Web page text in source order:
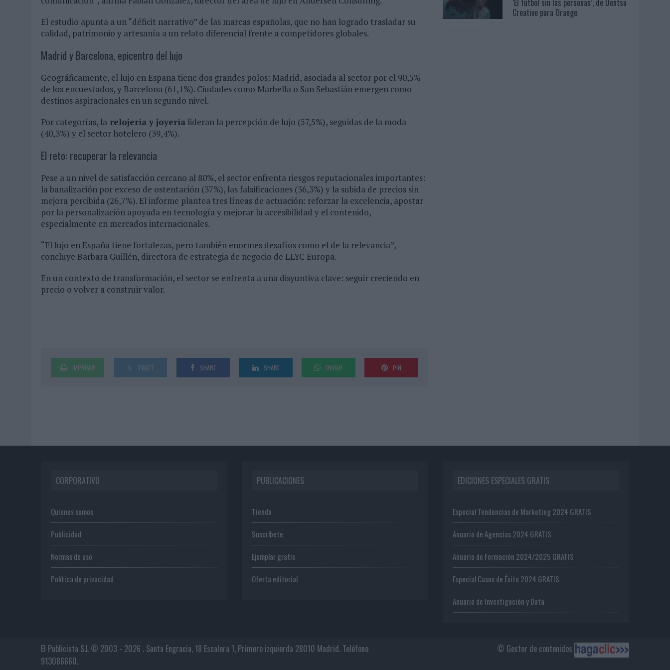
El estudio apunta a un “déficit narrativo” de las marcas españolas, que no han logrado trasladar su
calidad, patrimonio y artesanía a un relato diferencial frente a competidores globales.
Madrid y Barcelona, epicentro del lujo
Geográficamente, el lujo en España tiene dos grandes polos: Madrid, asociada al sector por el 90,5%
de los encuestados, y Barcelona (61,1%). Ciudades como Marbella o San Sebastián emergen como
destinos aspiracionales en un segundo nivel.
Por categorías, la relojería y joyería lideran la percepción de lujo (57,5%), seguidas de la moda
(40,3%) y el sector hotelero (39,4%).
El reto: recuperar la relevancia
Pese a un nivel de satisfacción cercano al 80%, el sector enfrenta riesgos reputacionales importantes:
la banalización por exceso de ostentación (37%), las falsificaciones (36,3%) y la subida de precios sin
mejora percibida (26,7%). El informe plantea tres líneas de actuación: reforzar la excelencia, apostar
por la personalización apoyada en tecnología y mejorar la accesibilidad y el contenido,
especialmente en mercados internacionales.
“El lujo en España tiene fortalezas, pero también enormes desafíos como el de la relevancia”,
concluye Barbara Guillén, directora de estrategia de negocio de LLYC Europa.
En un contexto de transformación, el sector se enfrenta a una disyuntiva clave: seguir creciendo en
precio o volver a construir valor.
IMPRIMIR TWEET SHARE SHARE ENVIAR PIN
Creative para Orange
CORPORATIVO
Quienes somos
Publicidad
Normas de uso
Política de privacidad
PUBLICACIONES
Tienda
Suscríbete
Ejemplar gratis
Oferta editorial
EDICIONES ESPECIALES GRATIS
Especial Tendencias de Marketing 2024 GRATIS
Anuario de Agencias 2024 GRATIS
Anuario de Formación 2024/2025 GRATIS
Especial Casos de Éxito 2024 GRATIS
Anuario de Investigación y Data
© Gestor de contenidos
El Publicista S.L © 2003 - 2026 . Santa Engracia, 18 Escalera 1, Primero izquierda 28010 Madrid. Teléfono
913086660.